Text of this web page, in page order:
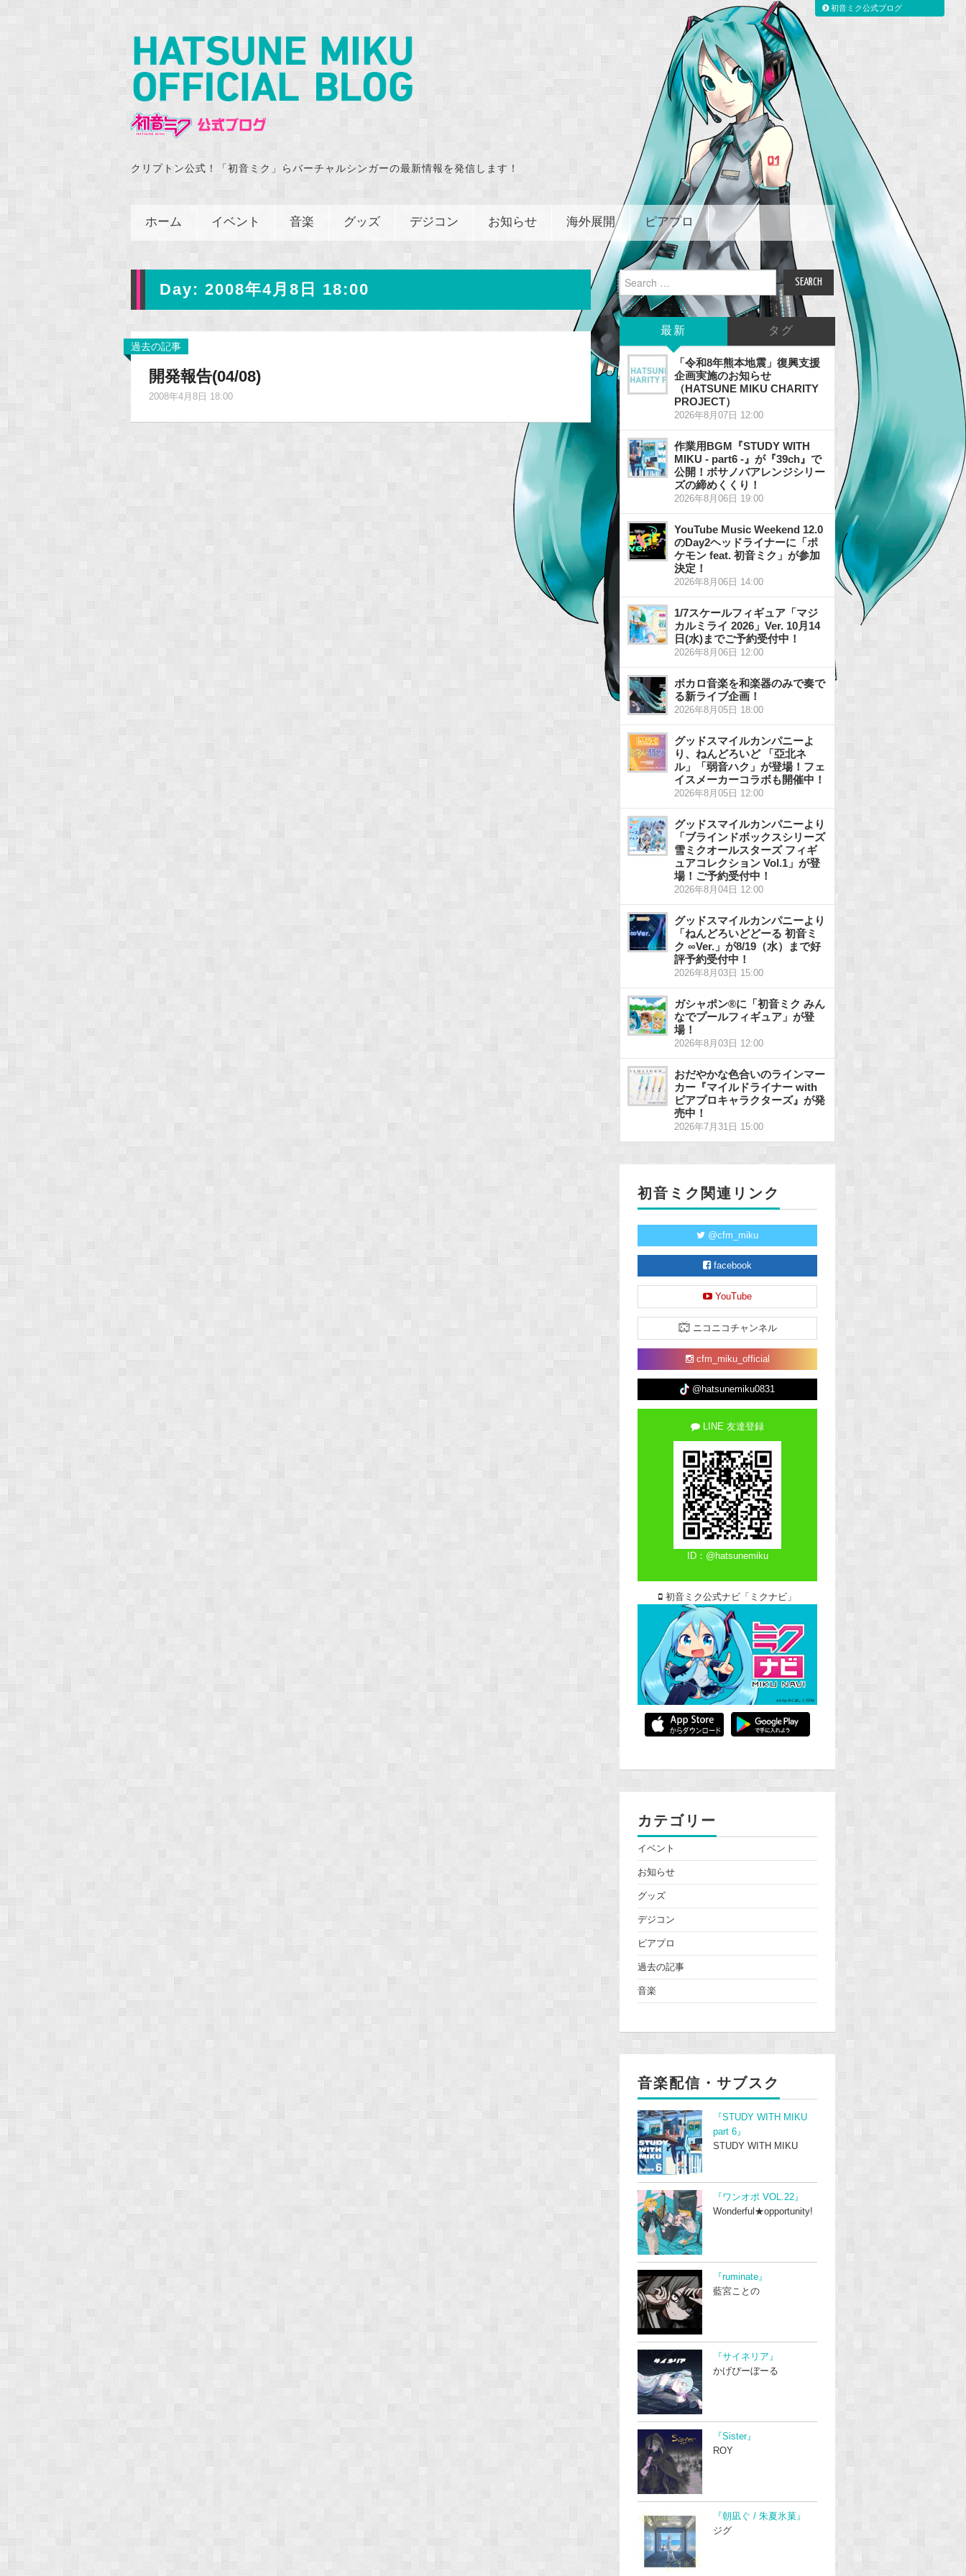
クリプトン公式！「初音ミク」らバーチャルシンガーの最新情報を発信します！
ホーム イベント 音楽 グッズ デジコン お知らせ 海外展開 ピアプロ
Day: 2008年4月8日 18:00
過去の記事
開発報告(04/08)
2008年4月8日 18:00
Search
for:
最新 タグ
「令和8年熊本地震」復興支援
企画実施のお知らせ
（HATSUNE MIKU CHARITY
PROJECT）
2026年8月07日 12:00
作業用BGM『STUDY WITH
MIKU - part6 -』が『39ch』で
公開！ボサノバアレンジシリー
ズの締めくくり！
2026年8月06日 19:00
YouTube Music Weekend 12.0
のDay2ヘッドライナーに「ポ
ケモン feat. 初音ミク」が参加
決定！
2026年8月06日 14:00
1/7スケールフィギュア「マジ
カルミライ 2026」Ver. 10月14
日(水)までご予約受付中！
2026年8月06日 12:00
ボカロ音楽を和楽器のみで奏で
る新ライブ企画！
2026年8月05日 18:00
グッドスマイルカンパニーよ
り、ねんどろいど 「亞北ネ
ル」「弱音ハク」が登場！フェ
イスメーカーコラボも開催中！
2026年8月05日 12:00
グッドスマイルカンパニーより
「ブラインドボックスシリーズ
雪ミクオールスターズ フィギ
ュアコレクション Vol.1」が登
場！ご予約受付中！
2026年8月04日 12:00
グッドスマイルカンパニーより
「ねんどろいどどーる 初音ミ
ク ∞Ver.」が8/19（水）まで好
評予約受付中！
2026年8月03日 15:00
ガシャポン®に「初音ミク みん
なでプールフィギュア」が登
場！
2026年8月03日 12:00
おだやかな色合いのラインマー
カー『マイルドライナー with
ピアプロキャラクターズ』が発
売中！
2026年7月31日 15:00
初音ミク関連リンク
@cfm_miku
facebook
YouTube
ニコニコチャンネル
cfm_miku_official
@hatsunemiku0831
LINE 友達登録
ID：@hatsunemiku
初音ミク公式ナビ「ミクナビ」
カテゴリー
イベント
お知らせ
グッズ
デジコン
ピアプロ
過去の記事
音楽
音楽配信・サブスク
『STUDY WITH MIKU
part 6』
STUDY WITH MIKU
『ワンオポ VOL.22』
Wonderful★opportunity!
『ruminate』
藍宮ことの
『サイネリア』
かげぴーぼーる
『Sister』
ROY
『朝凪ぐ / 朱夏氷菓』
ジグ
初音ミク公式ブログ